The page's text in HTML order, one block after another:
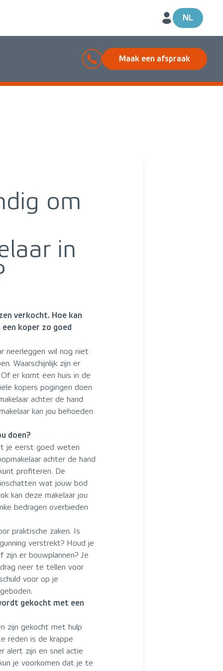
NL
Maak een afspraak
om
in
verkocht. Hoe kan
koper zo goed
neerleggen wil nog niet
Waarschijnlijk zijn er
er komt een huis in de
kopers pogingen doen
achter de hand
kan jou behoeden
doen?
je eerst goed weten
achter de hand
profiteren. De
wat jouw bod
kan deze makelaar jou
bedragen overbieden
praktische zaken. Is
verstrekt? Houd je
zijn er bouwplannen? Je
neer te tellen voor
voor op je
gekocht met een
zijn gekocht met hulp
reden is de krappe
alert zijn en snel actie
je voorkomen dat je te